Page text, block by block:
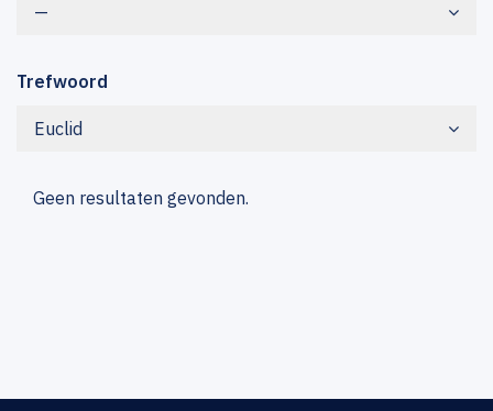
—
Trefwoord
Euclid
Geen resultaten gevonden.